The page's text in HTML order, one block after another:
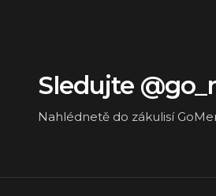
Sledujte
Nahlédnetě do zákulisí